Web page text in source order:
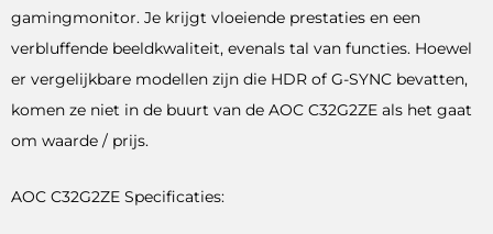
gamingmonitor. Je krijgt vloeiende prestaties en een
verbluffende beeldkwaliteit, evenals tal van functies. Hoewel
er vergelijkbare modellen zijn die HDR of G-SYNC bevatten,
komen ze niet in de buurt van de AOC C32G2ZE als het gaat
om waarde / prijs.
AOC C32G2ZE Specificaties: